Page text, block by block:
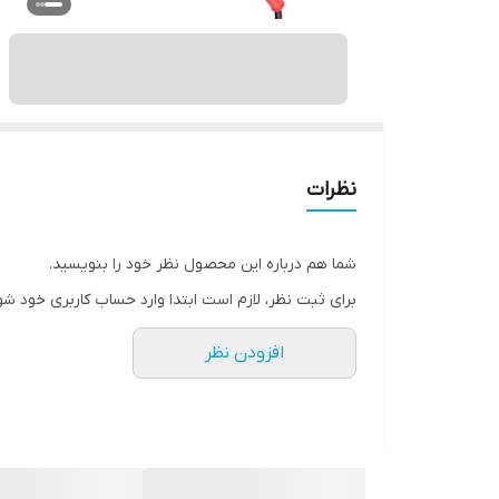
نظرات
شما هم درباره این محصول نظر خود را بنویسید.
برای ثبت نظر، لازم است ابتدا وارد حساب کاربری خود
افزودن نظر